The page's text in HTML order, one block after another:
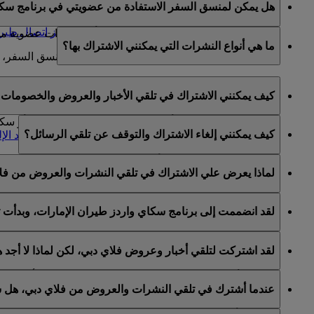
تعديل أي معلومات في الحساب تتعلق بعضوية العضو
يمكنكم تعيين منسق سفر عن طريق الاتصال بمركز اتصال
لمزيد من المعلومات حول شروط وأحكام تعيين منسق
هل يمكن لمنسق السفر الاستفادة من عضويتي في برنامج
منسقو السفر غير مخولين للحصول على أية امتيازات عضوية
ما هي أنواع النشرات التي يمكنني الاشتراك بها؟
أخبار وعروض فلاي دبي
كيف يمكنني الاشتراك في تلقي الأخبار والعروض والخصومات
يمكنكم الاشتراك لتلقي أخبار وعروض طيران الإمارات و/
واردز الخاص بكم والانتقال إلى قسم " إدارة اشتراكات البريد
كيف يمكنني إلغاء الاشتراك والتوقف عن تلقي الرسائل؟
يمكنكم إلغاء الاشتراك في أي وقت عبر رابط إلغاء
طيران الإمارات أو عبر التواصل مع طيران الإمارات أو
لماذا يعرض علي الاشتراك في تلقي النشرات والعروض من
يشمل برنامج الولاء سكاي واردز طيران الإمارات كلا من
لقد انضممت إلى برنامج سكاي واردز طيران الإمارات،
لقد اتيح لكم خيار الاشتراك لتلقي النشرات والعروض من
الخاصة بكم على هذا الأساس.
لقد اشتركت لتلقي أخبار وعروض فلاي دبي، لكن لماذا لا
هذا يعني أن عنوان البريد الإلكتروني المستخدم مرتبط
يرجى تسجيل الدخول إلى حساب سكاي واردز طيران
عندما أشترك في تلقي النشرات والعروض من فلاي دبي، هل